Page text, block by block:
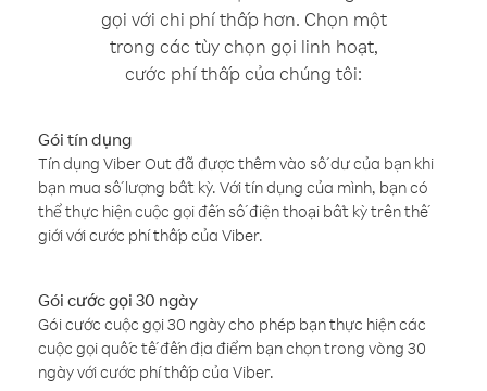
gọi với chi phí thấp hơn. Chọn một
trong các tùy chọn gọi linh hoạt,
cước phí thấp của chúng tôi:
Gói tín dụng
Tín dụng Viber Out đã được thêm vào số dư của bạn khi
bạn mua số lượng bất kỳ. Với tín dụng của mình, bạn có
thể thực hiện cuộc gọi đến số điện thoại bất kỳ trên thế
giới với cước phí thấp của Viber.
Gói cước gọi 30 ngày
Gói cước cuộc gọi 30 ngày cho phép bạn thực hiện các
cuộc gọi quốc tế đến địa điểm bạn chọn trong vòng 30
ngày với cước phí thấp của Viber.